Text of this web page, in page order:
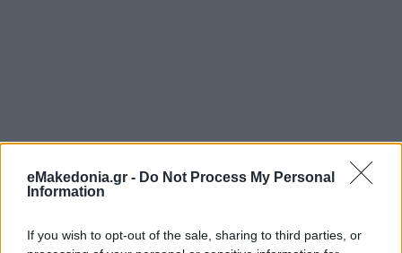
eMakedonia.gr - Do Not Process My Personal
Information
If you wish to opt-out of the sale, sharing to third parties, or